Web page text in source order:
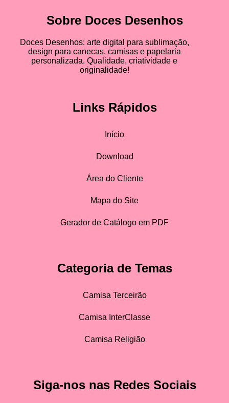
Sobre Doces Desenhos
Doces Desenhos: arte digital para sublimação,
design para canecas, camisas e papelaria
personalizada. Qualidade, criatividade e
originalidade!
Links Rápidos
Início
Download
Área do Cliente
Mapa do Site
Gerador de Catálogo em PDF
Categoria de Temas
Camisa Terceirão
Camisa InterClasse
Camisa Religião
Siga-nos nas Redes Sociais